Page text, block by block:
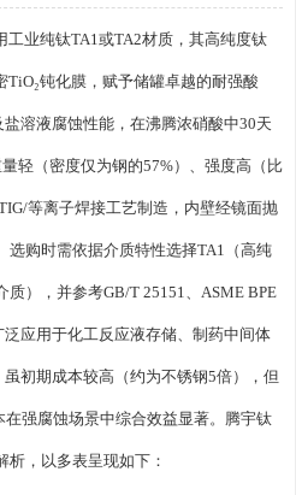
业纯钛TA1或TA2材质‌，其高纯度钛
钝化膜‌，赋予储罐卓越的耐强酸
盐溶液腐蚀性能，在沸腾浓硝酸中30天
轻（密度仅为钢的57%）、强度高（比
等离子焊接工艺制造，内壁经镜面抛
选购时需依据介质特性选择TA1（高纯
），并参考GB/T 25151、ASME BPE
应用于化工反应液存储、制药中间体
初期成本较高（约为不锈钢5倍），但
强腐蚀场景中综合效益显著‌。腾宇钛
，以多表呈现如下：